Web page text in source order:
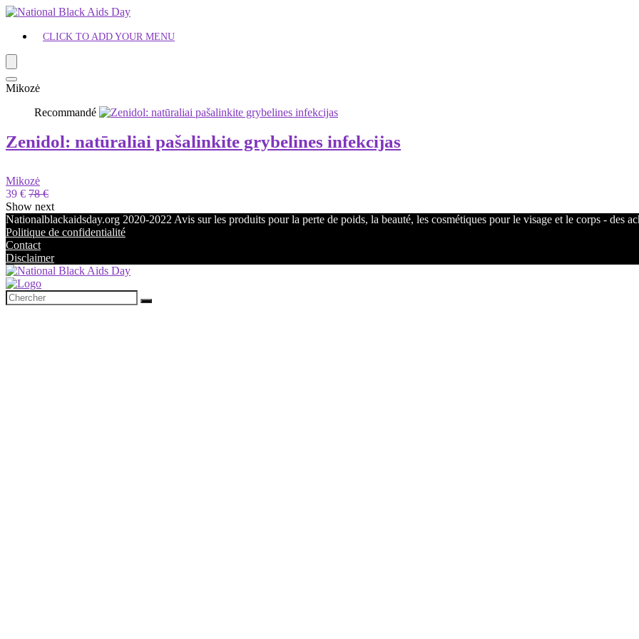
CLICK TO ADD YOUR MENU
Mikozė
Recommandé
Zenidol: natūraliai pašalinkite grybelines infekcijas
Mikozė
39 € 78 €
Show next
Nationalblackaidsday.org 2020-2022 Avis sur les produits pour la perte de poids, la beauté, les cosmétiques pour le visage et le corps - des
Politique de confidentialité
Contact
Disclaimer